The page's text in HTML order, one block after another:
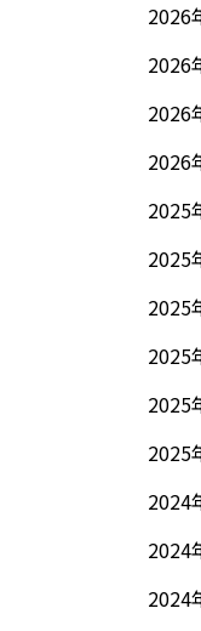
2026
2026
2026
2026
2025
2025
2025
2025
2025
2025
2024
2024
2024